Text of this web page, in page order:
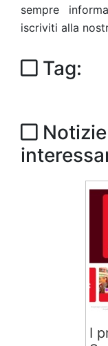
sempre
iscriviti alla
Tag:
I